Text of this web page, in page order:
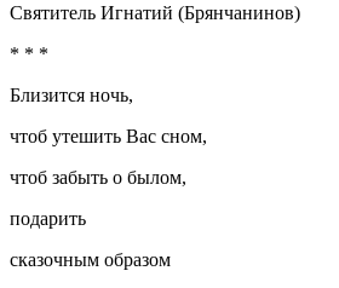
Святитель Игнатий (Брянчанинов)
* * *
Близится ночь,
чтоб утешить Вас сном,
чтоб забыть о былом,
подарить
сказочным образом